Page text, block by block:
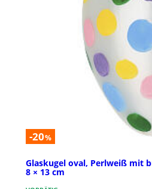
-20%
Glaskugel oval, Perlweiß mit
8 × 13 cm